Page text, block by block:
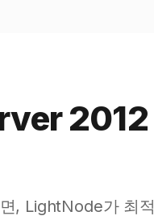
2012
, LightNode가 최적